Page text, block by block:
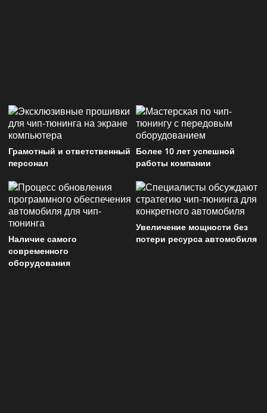
Грамотный и ответственный
персонал
Более 10 лет успешной
работы компании
Наличие самого
современного
оборудования
Увеличение мощности без
потери ресурса автомобиля